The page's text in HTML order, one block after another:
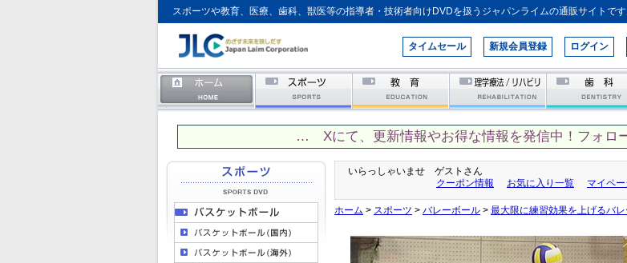
スポーツや教育、医療、歯科、獣医等の指導者・技術者向けDVDを扱うジャパンライムの通販サイトです
タイムセール 新規会員登録 ログイン
… Xにて、更新情報やお得な情報を発信中！フォロ
いらっしゃいませ ゲストさん
クーポン情報
お気に入り一覧 マイペー
ホーム > スポーツ > バレーボール > 最大限に練習効果を上げるバ